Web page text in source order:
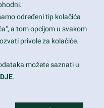
određeni tip kolačića
a tom opcijom u svakom
privole za kolačiće.
možete saznati u
.